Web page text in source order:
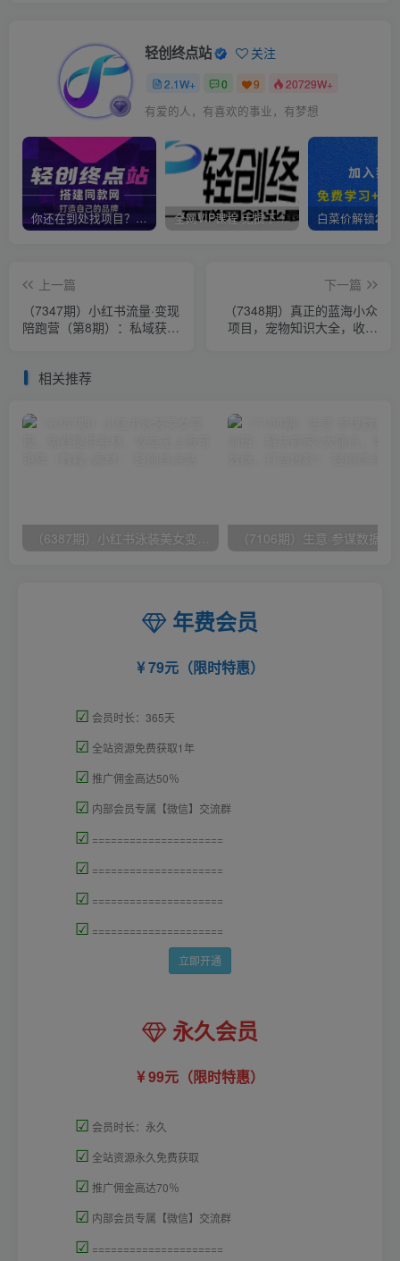
轻创终点站 关注
2.1W+ 0 9 20729W+
有爱的人，有喜欢的事业，有梦想
你还在到处找项目？还在当韭菜？我靠卖项目一个月收入5万+，曾经我也是个失败者。 全网VIP课程 无损下载~
上一篇
（7347期）小红书流量·变现
陪跑营（第8期）：私域获客
下一篇
（7348期）真正的蓝海小众
项目，宠物知识大全，收益
相关推荐
（6387期）小红书泳装美女变现，免费提供素材，收益无上限可矩阵（教程+素材）
年费会员
79元（限时特惠）
☑ 会员时长：365天
☑ 全站资源免费获取1年
☑ 推广佣金高达50％
☑ 内部会员专属【微信】交流群
☑ =====================
☑ =====================
☑ =====================
☑ =====================
立即开通
永久会员
99元（限时特惠）
☑ 会员时长：永久
☑ 全站资源永久免费获取
☑ 推广佣金高达70％
☑ 内部会员专属【微信】交流群
☑ =====================